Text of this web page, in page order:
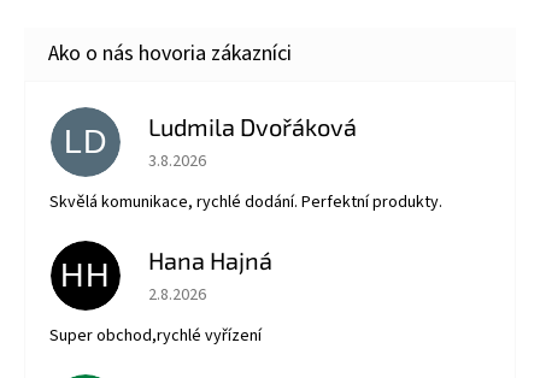
LD Ludmila Dvořáková
Hodnotenie obchodu je 5 z 5 hviezdičiek.
3.8.2026
Skvělá komunikace, rychlé dodání. Perfektní produkty.
HH Hana Hajná
Hodnotenie obchodu je 5 z 5 hviezdičiek.
2.8.2026
Super obchod,rychlé vyřízení